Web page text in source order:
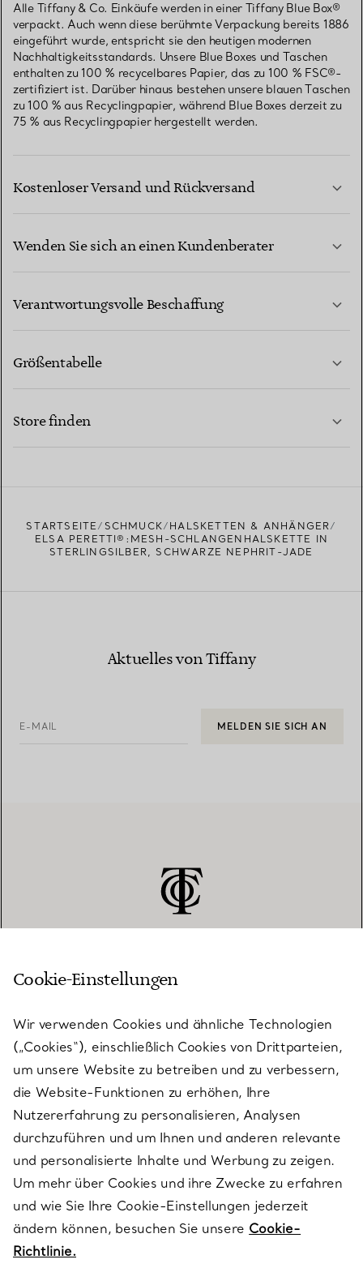
Alle Tiffany & Co. Einkäufe werden in einer Tiffany Blue Box®
verpackt. Auch wenn diese berühmte Verpackung bereits 1886
eingeführt wurde, entspricht sie den heutigen modernen
Nachhaltigkeitsstandards. Unsere Blue Boxes und Taschen
enthalten zu 100 % recycelbares Papier, das zu 100 % FSC®-
zertifiziert ist. Darüber hinaus bestehen unsere blauen Taschen
zu 100 % aus Recyclingpapier, während Blue Boxes derzeit zu
75 % aus Recyclingpapier hergestellt werden.
Kostenloser Versand und Rückversand
Wenden Sie sich an einen Kundenberater
Verantwortungsvolle Beschaffung
Größentabelle
Store finden
STARTSEITE SCHMUCK
HALSKETTEN & ANHÄNGER
ELSA PERETTI®:MESH-SCHLANGENHALSKETTE IN
STERLINGSILBER, SCHWARZE NEPHRIT-JADE
Aktuelles von Tiffany
E-MAIL MELDEN SIE SICH AN
KUNDENSERVICE
SERVICES
ÜBER TIFFANY & CO.
RECHTLICHE HINWEISE
FOLGEN SIE UNS
Cookie-Einstellungen
Wir verwenden Cookies und ähnliche Technologien
(„Cookies“), einschließlich Cookies von Drittparteien,
um unsere Website zu betreiben und zu verbessern,
die Website-Funktionen zu erhöhen, Ihre
Nutzererfahrung zu personalisieren, Analysen
durchzuführen und um Ihnen und anderen relevante
und personalisierte Inhalte und Werbung zu zeigen.
Um mehr über Cookies und ihre Zwecke zu erfahren
und wie Sie Ihre Cookie-Einstellungen jederzeit
ändern können, besuchen Sie unsere Cookie-
Richtlinie.